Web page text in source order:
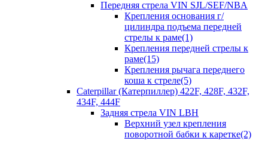
Передняя стрела VIN SJL/SEF/NBA
Крепления основания г/
цилиндра подъема передней
стрелы к раме(1)
Крепления передней стрелы к
раме(15)
Крепления рычага переднего
коша к стреле(5)
Caterpillar (Катерпиллер) 422F, 428F, 432F,
434F, 444F
Задняя стрела VIN LBH
Верхний узел крепления
поворотной бабки к каретке(2)